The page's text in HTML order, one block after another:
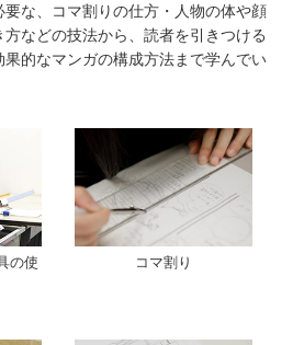
な、コマ割りの仕方・人物の体や顔
などの技法から、読者を引きつける
果的なマンガの構成方法まで学んでい
の使
コマ割り